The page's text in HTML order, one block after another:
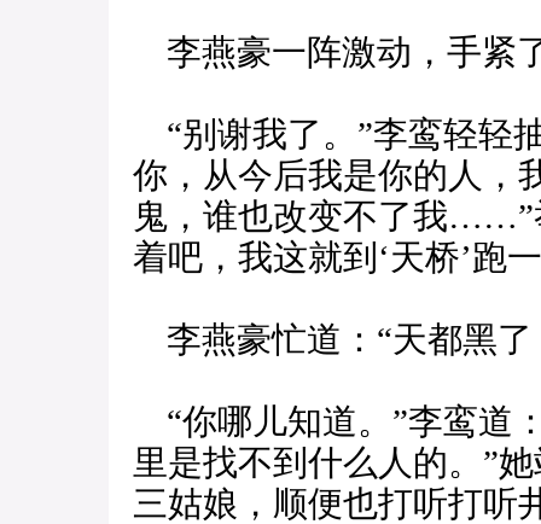
李燕豪一阵激动，手紧
“别谢我了。”李鸾轻轻
你，从今后我是你的人，
鬼，谁也改变不了我……”
着吧，我这就到‘天桥’
李燕豪忙道：“天都黑
“你哪儿知道。”李鸾道
里是找不到什么人的。”
三姑娘，顺便也打听打听